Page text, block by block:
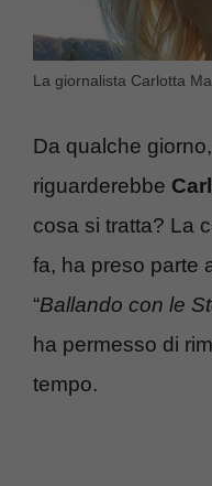
La giornalista Carlotta
Da qualche
riguarderebbe
cosa si tratta? La
fa, ha preso parte
“Ballando con le
ha permesso di
tempo.